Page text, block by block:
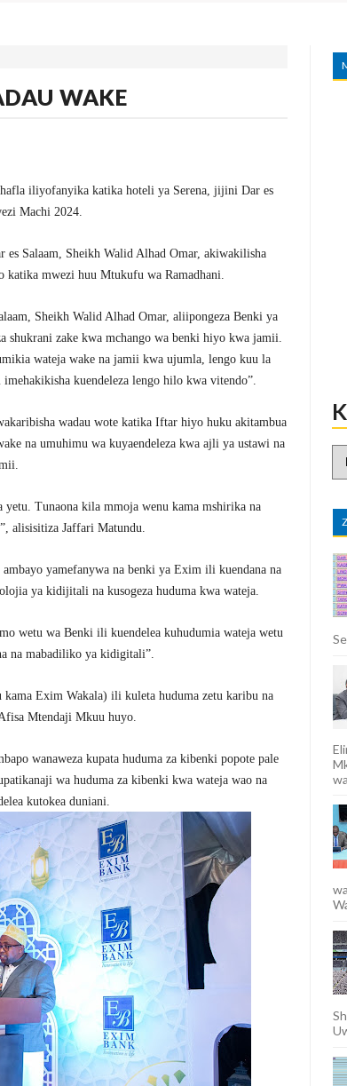
WAKE
iliyofanyika katika hoteli ya Serena, jijini Dar es
Machi 2024.
Salaam, Sheikh Walid Alhad Omar, akiwakilisha
mwezi huu Mtukufu wa Ramadhani.
Sheikh Walid Alhad Omar, aliipongeza Benki ya
shukrani zake kwa mchango wa benki hiyo kwa jamii.
wateja wake na jamii kwa ujumla, lengo kuu la
kuendeleza lengo hilo kwa vitendo”.
wadau wote katika Iftar hiyo huku akitambua
na umuhimu wa kuyaendeleza kwa ajli ya ustawi na
Tunaona kila mmoja wenu kama mshirika na
alisisitiza Jaffari Matundu.
yamefanywa na benki ya Exim ili kuendana na
ya kidijitali na kusogeza huduma kwa wateja.
wetu wa Benki ili kuendelea kuhudumia wateja wetu
na mabadiliko ya kidigitali”.
Exim Wakala) ili kuleta huduma zetu karibu na
Mtendaji Mkuu huyo.
wanaweza kupata huduma za kibenki popote pale
wa huduma za kibenki kwa wateja wao na
kutokea duniani.